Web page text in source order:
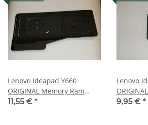
Lenovo Ideapad Y660
ORIGINAL Memory Ram
Abdeckung 36KL3TDLV00
11,55 € *
Lenovo
E173569
9,95 € *